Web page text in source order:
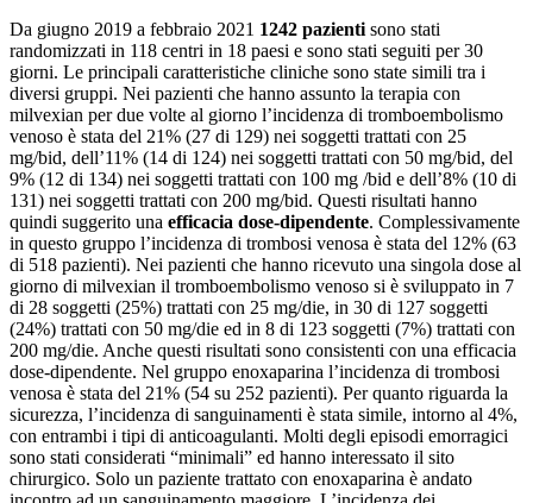
Da giugno 2019 a febbraio 2021 1242 pazienti sono stati
randomizzati in 118 centri in 18 paesi e sono stati seguiti per 30
giorni. Le principali caratteristiche cliniche sono state simili tra i
diversi gruppi. Nei pazienti che hanno assunto la terapia con
milvexian per due volte al giorno l’incidenza di tromboembolismo
venoso è stata del 21% (27 di 129) nei soggetti trattati con 25
mg/bid, dell’11% (14 di 124) nei soggetti trattati con 50 mg/bid, del
9% (12 di 134) nei soggetti trattati con 100 mg /bid e dell’8% (10 di
131) nei soggetti trattati con 200 mg/bid. Questi risultati hanno
quindi suggerito una efficacia dose-dipendente. Complessivamente
in questo gruppo l’incidenza di trombosi venosa è stata del 12% (63
di 518 pazienti). Nei pazienti che hanno ricevuto una singola dose al
giorno di milvexian il tromboembolismo venoso si è sviluppato in 7
di 28 soggetti (25%) trattati con 25 mg/die, in 30 di 127 soggetti
(24%) trattati con 50 mg/die ed in 8 di 123 soggetti (7%) trattati con
200 mg/die. Anche questi risultati sono consistenti con una efficacia
dose-dipendente. Nel gruppo enoxaparina l’incidenza di trombosi
venosa è stata del 21% (54 su 252 pazienti). Per quanto riguarda la
sicurezza, l’incidenza di sanguinamenti è stata simile, intorno al 4%,
con entrambi i tipi di anticoagulanti. Molti degli episodi emorragici
sono stati considerati “minimali” ed hanno interessato il sito
chirurgico. Solo un paziente trattato con enoxaparina è andato